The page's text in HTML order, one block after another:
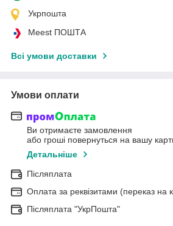
Укрпошта
Meest ПОШТА
Всі умови доставки
Умови оплати
Ви отримаєте замовлення
або гроші повернуться на вашу
Детальніше
Післяплата
Оплата за реквізитами (переказ на
Післяплата "УкрПошта"